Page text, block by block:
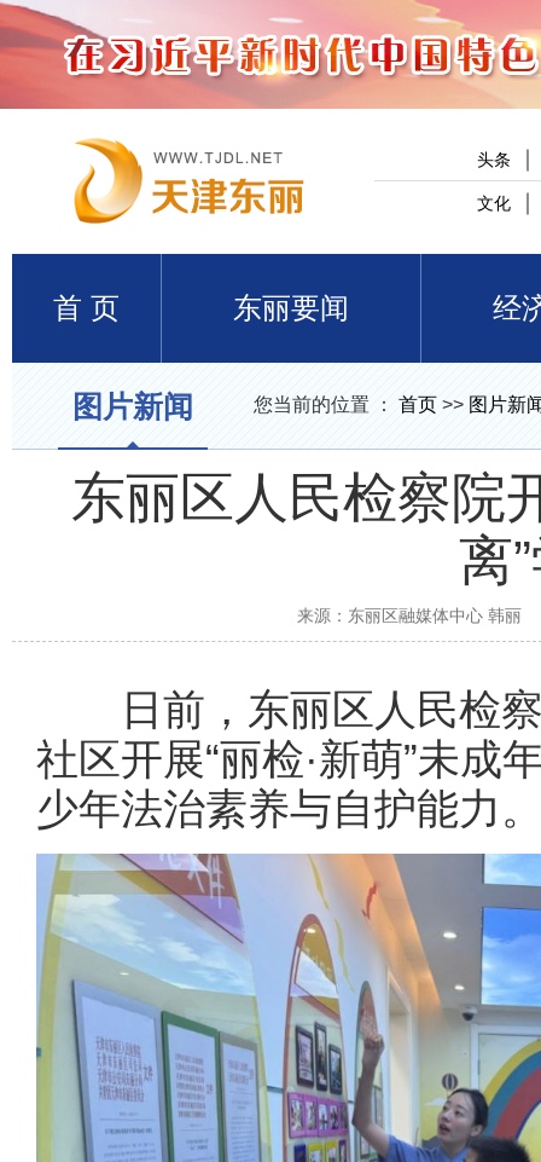
头条
文化
首 页 东丽要闻 经
图片新闻 您当前的位置 ： 首页 >> 图片新
东丽区人民检察院
离
来源： 东丽区融媒体中心 韩丽
日前，东丽区人民检察
社区开展“丽检·新萌”未成
少年法治素养与自护能力